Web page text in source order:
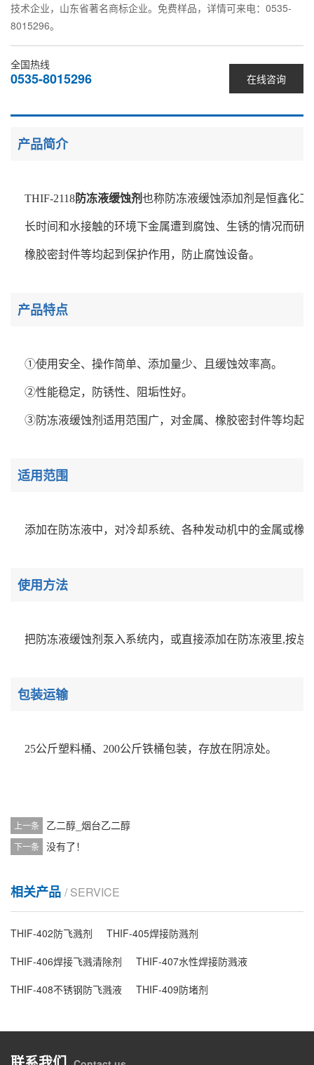
技术企业，山东省著名商标企业。免费样品，详情可来电：0535-
8015296。
在线咨询
全国热线
0535-8015296
产品简介
THIF-2118防冻液缓蚀剂也称防冻液缓蚀添加剂是恒鑫化
长时间和水接触的环境下金属遭到腐蚀、生锈的情况而研
橡胶密封件等均起到保护作用，防止腐蚀设备。
产品特点
①使用安全、操作简单、添加量少、且缓蚀效率高。
②性能稳定，防锈性、阻垢性好。
③防冻液缓蚀剂适用范围广，对金属、橡胶密封件等均起
适用范围
添加在防冻液中，对冷却系统、各种发动机中的金属或橡
使用方法
把防冻液缓蚀剂泵入系统内，或直接添加在防冻液里,按总
包装运输
25公斤塑料桶、200公斤铁桶包装，存放在阴凉处。
上一条 乙二醇_烟台乙二醇
下一条 没有了！
相关产品 / SERVICE
THIF-402防飞溅剂
THIF-405焊接防溅剂
THIF-406焊接飞溅清除剂
THIF-407水性焊接防溅液
THIF-408不锈钢防飞溅液
THIF-409防堵剂